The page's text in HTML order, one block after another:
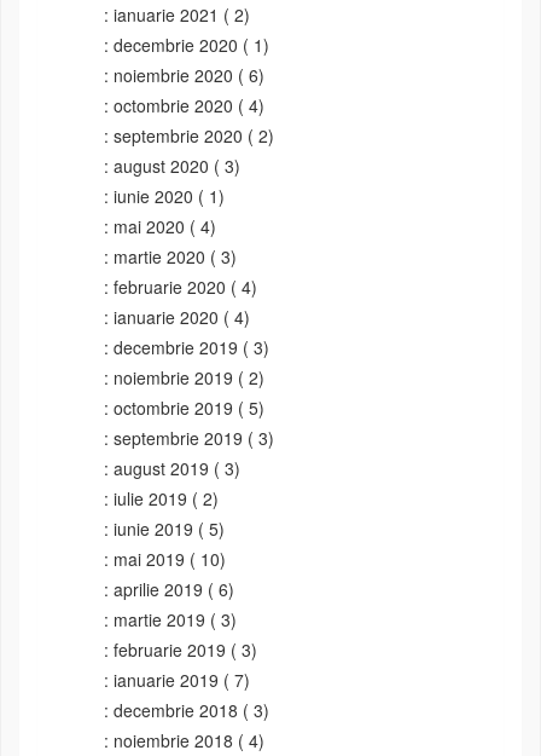
ianuarie 2021 ( 2)
decembrie 2020 ( 1)
noiembrie 2020 ( 6)
octombrie 2020 ( 4)
septembrie 2020 ( 2)
august 2020 ( 3)
iunie 2020 ( 1)
mai 2020 ( 4)
martie 2020 ( 3)
februarie 2020 ( 4)
ianuarie 2020 ( 4)
decembrie 2019 ( 3)
noiembrie 2019 ( 2)
octombrie 2019 ( 5)
septembrie 2019 ( 3)
august 2019 ( 3)
iulie 2019 ( 2)
iunie 2019 ( 5)
mai 2019 ( 10)
aprilie 2019 ( 6)
martie 2019 ( 3)
februarie 2019 ( 3)
ianuarie 2019 ( 7)
decembrie 2018 ( 3)
noiembrie 2018 ( 4)